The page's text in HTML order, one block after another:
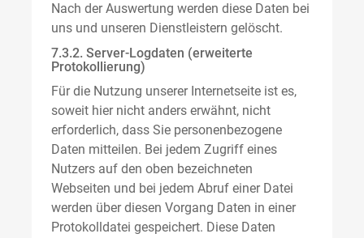
Nach der Auswertung werden diese Daten bei
uns und unseren Dienstleistern gelöscht.
7.3.2. Server-Logdaten (erweiterte
Protokollierung)
Für die Nutzung unserer Internetseite ist es,
soweit hier nicht anders erwähnt, nicht
erforderlich, dass Sie personenbezogene
Daten mitteilen. Bei jedem Zugriff eines
Nutzers auf den oben bezeichneten
Webseiten und bei jedem Abruf einer Datei
werden über diesen Vorgang Daten in einer
Protokolldatei gespeichert. Diese Daten